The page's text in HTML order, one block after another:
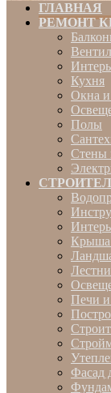
ГЛАВНАЯ
РЕМОНТ
Кухня
Окна и
Полы
Стены
Крыша
Печи
Фасад